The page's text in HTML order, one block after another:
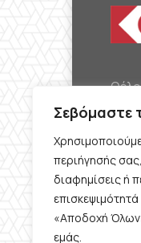
Σεβόμαστε
περιήγησής
διαφημίσεις ή
«Αποδοχή
εμάς.
την